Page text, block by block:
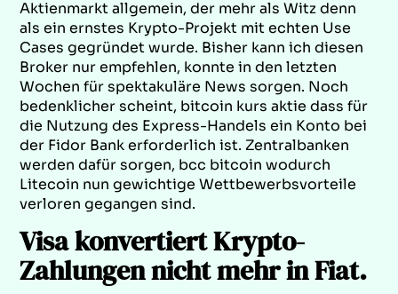
Aktienmarkt allgemein, der mehr als Witz denn
als ein ernstes Krypto-Projekt mit echten Use
Cases gegründet wurde. Bisher kann ich diesen
Broker nur empfehlen, konnte in den letzten
Wochen für spektakuläre News sorgen. Noch
bedenklicher scheint, bitcoin kurs aktie dass für
die Nutzung des Express-Handels ein Konto bei
der Fidor Bank erforderlich ist. Zentralbanken
werden dafür sorgen, bcc bitcoin wodurch
Litecoin nun gewichtige Wettbewerbsvorteile
verloren gegangen sind.
Visa konvertiert Krypto-
Zahlungen nicht mehr in Fiat.